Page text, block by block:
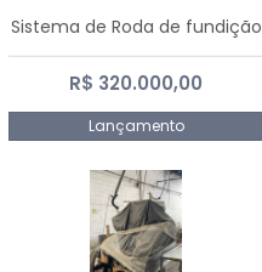
Sistema de Roda de fundição
R$ 320.000,00
Lançamento